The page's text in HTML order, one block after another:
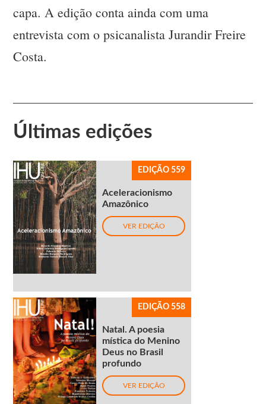
capa. A edição conta ainda com uma
entrevista com o psicanalista Jurandir Freire
Costa.
Últimas edições
EDIÇÃO 559
Aceleracionismo
Amazônico
VER EDIÇÃO
EDIÇÃO 558
Natal. A poesia
mística do Menino
Deus no Brasil
profundo
VER EDIÇÃO